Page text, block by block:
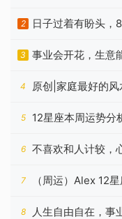
尽甘来
2
日子过着有盼头，
相
3
事业会开花，生意
座
4 原创|家庭最好的风
5 12星座本周运势分
6
不喜欢和人计较，
星座
7 （周运）Alex 12
8
人生自由自在，事